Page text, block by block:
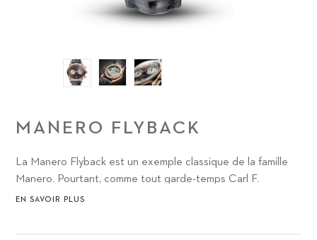
MANERO FLYBACK
La Manero Flyback est un exemple classique de la famille
Manero. Pourtant, comme tout garde-temps Carl F.
Bucherer, elle renferme un détail véritablement unique à
EN SAVOIR PLUS